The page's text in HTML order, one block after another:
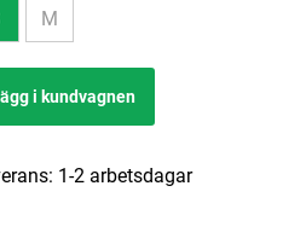
M
i kundvagnen
1-2 arbetsdagar